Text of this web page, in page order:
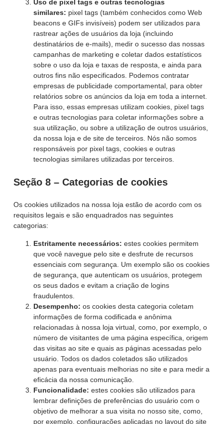
Uso de pixel tags e outras tecnologias
similares: pixel tags (também conhecidos como Web
beacons e GIFs invisíveis) podem ser utilizados para
rastrear ações de usuários da loja (incluindo
destinatários de e-mails), medir o sucesso das nossas
campanhas de marketing e coletar dados estatísticos
sobre o uso da loja e taxas de resposta, e ainda para
outros fins não especificados. Podemos contratar
empresas de publicidade comportamental, para obter
relatórios sobre os anúncios da loja em toda a internet.
Para isso, essas empresas utilizam cookies, pixel tags
e outras tecnologias para coletar informações sobre a
sua utilização, ou sobre a utilização de outros usuários,
da nossa loja e de site de terceiros. Nós não somos
responsáveis por pixel tags, cookies e outras
tecnologias similares utilizadas por terceiros.
Seção 8 – Categorias de cookies
Os cookies utilizados na nossa loja estão de acordo com os
requisitos legais e são enquadrados nas seguintes
categorias:
Estritamente necessários: estes cookies permitem
que você navegue pelo site e desfrute de recursos
essenciais com segurança. Um exemplo são os cookies
de segurança, que autenticam os usuários, protegem
os seus dados e evitam a criação de logins
fraudulentos.
Desempenho: os cookies desta categoria coletam
informações de forma codificada e anônima
relacionadas à nossa loja virtual, como, por exemplo, o
número de visitantes de uma página específica, origem
das visitas ao site e quais as páginas acessadas pelo
usuário. Todos os dados coletados são utilizados
apenas para eventuais melhorias no site e para medir a
eficácia da nossa comunicação.
Funcionalidade: estes cookies são utilizados para
lembrar definições de preferências do usuário com o
objetivo de melhorar a sua visita no nosso site, como,
por exemplo, configurações aplicadas no layout do site